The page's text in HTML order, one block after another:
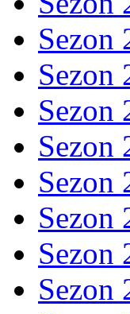
Sezon
Sezon
Sezon
Sezon
Sezon
Sezon
Sezon
Sezon